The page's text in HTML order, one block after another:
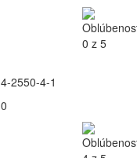
4-2550-4-1
0